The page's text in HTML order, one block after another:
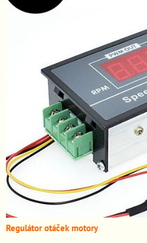
Regulátor otáček motory